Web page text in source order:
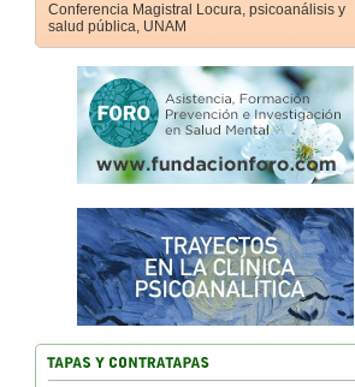
Conferencia Magistral Locura, psicoanálisis y
salud pública, UNAM